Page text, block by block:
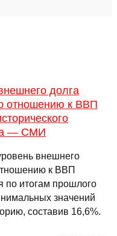
долга
отношению к ВВП
— СМИ
внешнего
к ВВП
по итогам прошлого
значений
составив 16,6%.